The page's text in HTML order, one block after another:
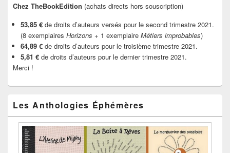
Chez TheBookEdition (achats directs hors souscription)
53,85 € de droits d’auteurs versés pour le second trimestre 2021.
(8 exemplaires Horizons + 1 exemplaire Métiers improbables)
64,89 € de droits d’auteurs pour le troisième trimestre 2021.
5,81 € de droits d’auteurs pour le dernier trimestre 2021.
Merci !
Les Anthologies Éphémères